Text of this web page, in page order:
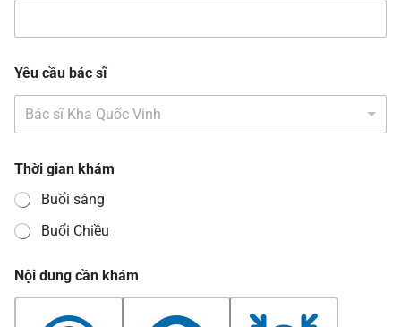
Yêu cầu bác sĩ
Bác sĩ Kha Quốc Vinh
Thời gian khám
Buổi sáng
Buổi Chiều
Nội dung cần khám